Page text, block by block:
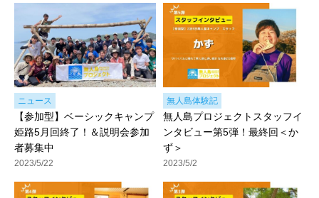
ニュース
【参加型】ベーシックキャンプ
姫路5月回終了！＆説明会参加
者募集中
2023/5/22
無人島体験記
無人島プロジェクトスタッフイ
ンタビュー第5弾！最終回＜か
ず＞
2023/5/2